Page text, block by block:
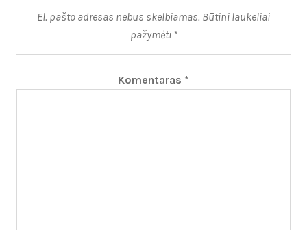
El. pašto adresas nebus skelbiamas. Būtini laukeliai
pažymėti *
Komentaras *